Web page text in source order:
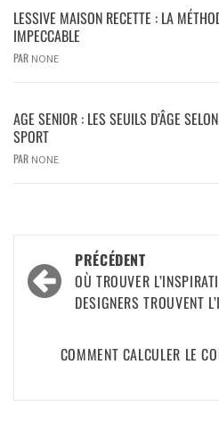
LESSIVE MAISON RECETTE : LA
IMPECCABLE
PAR NONE
AGE SENIOR : LES SEUILS D’ÂGE
SPORT
PAR NONE
PRÉCÉDENT
OÙ TROUVER
DESIGNERS TROUVENT
COMMENT CALCULER LE